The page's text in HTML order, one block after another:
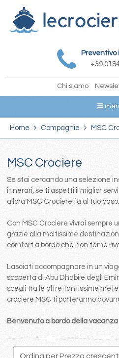
+39
Chi siamo
Home Compagnie MSC
MSC Crociere
Se stai cercando una selezione
itinerari, se ti aspetti il miglior
allora MSC Crociere fa al tuo caso.
Con MSC Crociere vivrai sempre
grazie alla moltissime
comfort a bordo che non teme
Lasciati accompagnare in un
scoperta di Abu Dhabi e degli
scegli tra le altre tantissime
crociere MSC ti porteranno
Benvenuto a bordo della